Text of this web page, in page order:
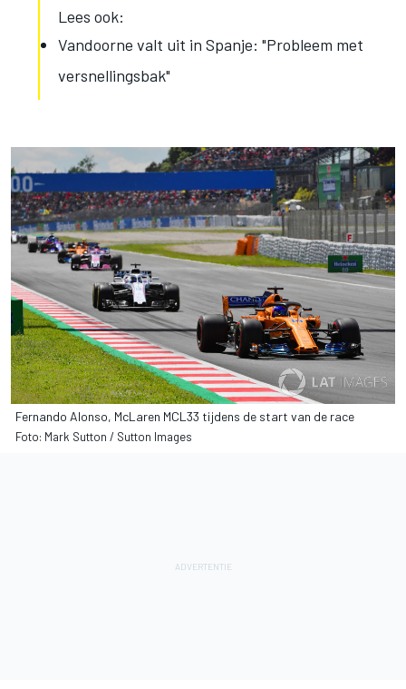
Lees ook:
Vandoorne valt uit in Spanje: "Probleem met
versnellingsbak"
Fernando Alonso, McLaren MCL33 tijdens de start van de race
Foto: Mark Sutton / Sutton Images